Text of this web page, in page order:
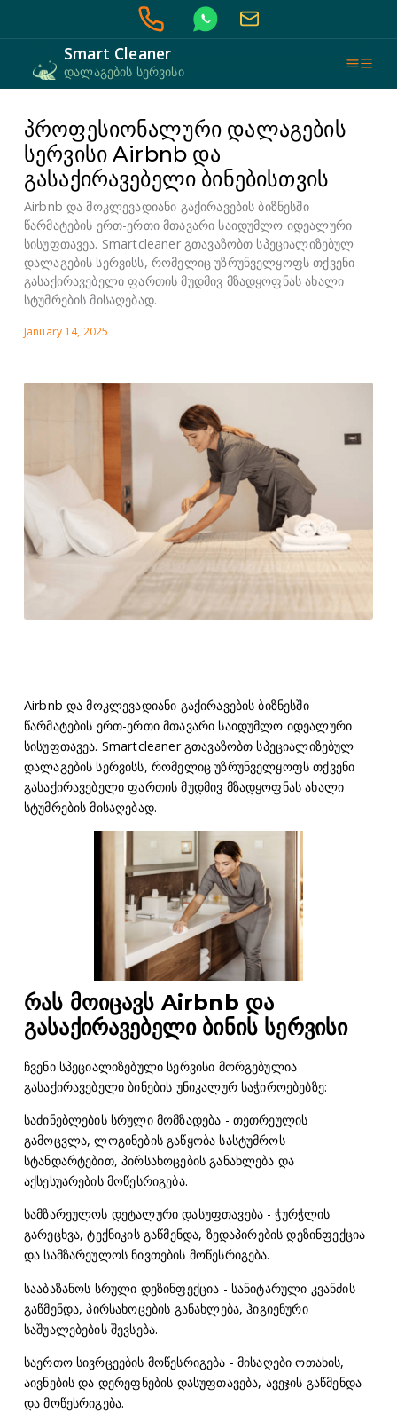
Smart Cleaner
დალაგების სერვისი
პროფესიონალური დალაგების
სერვისი Airbnb და
გასაქირავებელი ბინებისთვის
Airbnb და მოკლევადიანი გაქირავების ბიზნესში
წარმატების ერთ-ერთი მთავარი საიდუმლო იდეალური
სისუფთავეა. Smartcleaner გთავაზობთ სპეციალიზებულ
დალაგების სერვისს, რომელიც უზრუნველყოფს თქვენი
გასაქირავებელი ფართის მუდმივ მზადყოფნას ახალი
სტუმრების მისაღებად.
January 14, 2025
Airbnb და მოკლევადიანი გაქირავების ბიზნესში
წარმატების ერთ-ერთი მთავარი საიდუმლო იდეალური
სისუფთავეა. Smartcleaner გთავაზობთ სპეციალიზებულ
დალაგების სერვისს, რომელიც უზრუნველყოფს თქვენი
გასაქირავებელი ფართის მუდმივ მზადყოფნას ახალი
სტუმრების მისაღებად.
რას მოიცავს Airbnb და
გასაქირავებელი ბინის სერვისი
ჩვენი სპეციალიზებული სერვისი მორგებულია
გასაქირავებელი ბინების უნიკალურ საჭიროებებზე:
საძინებლების სრული მომზადება - თეთრეულის
გამოცვლა, ლოგინების გაწყობა სასტუმროს
სტანდარტებით, პირსახოცების განახლება და
აქსესუარების მოწესრიგება.
სამზარეულოს დეტალური დასუფთავება - ჭურჭლის
გარეცხვა, ტექნიკის გაწმენდა, ზედაპირების დეზინფექცია
და სამზარეულოს ნივთების მოწესრიგება.
სააბაზანოს სრული დეზინფექცია - სანიტარული კვანძის
გაწმენდა, პირსახოცების განახლება, ჰიგიენური
საშუალებების შევსება.
საერთო სივრცეების მოწესრიგება - მისაღები ოთახის,
აივნების და დერეფნების დასუფთავება, ავეჯის გაწმენდა
და მოწესრიგება.